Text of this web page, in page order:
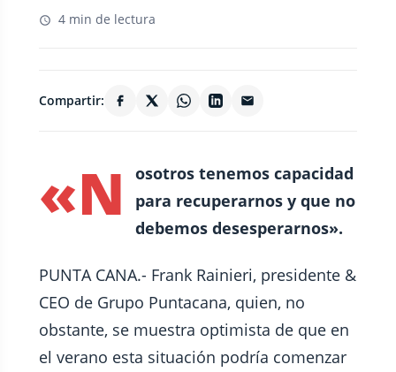
4 min de lectura
Compartir:
«N
osotros tenemos capacidad
para recuperarnos y que no
debemos desesperarnos».
PUNTA CANA.- Frank Rainieri, presidente &
CEO de Grupo Puntacana, quien, no
obstante, se muestra optimista de que en
el verano esta situación podría comenzar